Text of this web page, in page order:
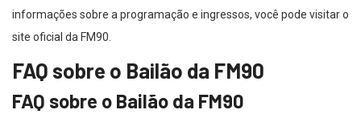
informações sobre a programação e ingressos, você pode visitar o
site oficial da FM90.
FAQ sobre o Bailão da FM90
FAQ sobre o Bailão da FM90